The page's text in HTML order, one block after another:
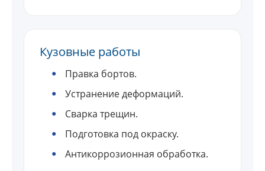
Кузовные работы
Правка бортов.
Устранение деформаций.
Сварка трещин.
Подготовка под окраску.
Антикоррозионная обработка.